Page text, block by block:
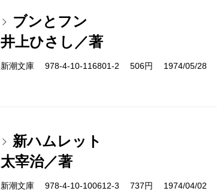
ブンとフン
井上ひさし／著
新潮文庫 978-4-10-116801-2 506円 1974/05/28
新ハムレット
太宰治／著
新潮文庫 978-4-10-100612-3 737円 1974/04/02